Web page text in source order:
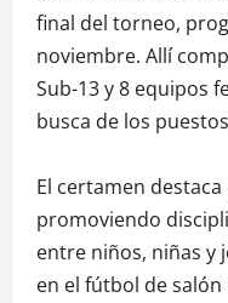
final del torneo,
noviembre. Allí
Sub-13 y 8 equipos
busca de los
El certamen
promoviendo
entre niños, niñas y
en el fútbol de